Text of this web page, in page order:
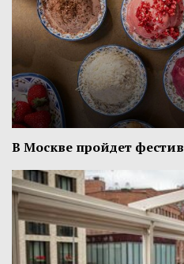
В Москве пройдет